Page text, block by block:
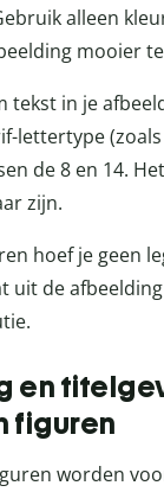
alleen
mooier
tekst in je
lettertype
de 8 en 14.
zijn.
hoef je geen
uit de
en
figuren
worden